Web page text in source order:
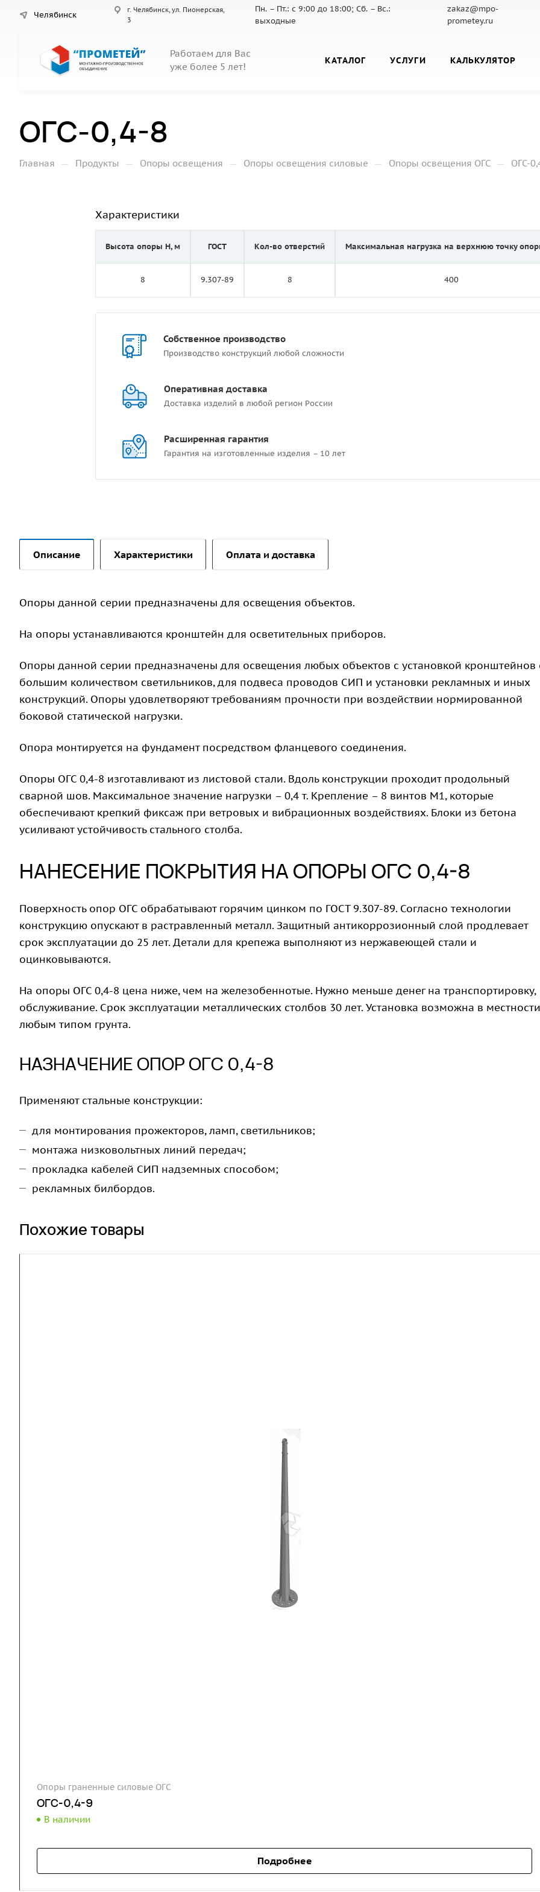
Челябинск
г. Челябинск, ул. Пионерская,
3
Пн. – Пт.: с 9:00 до 18:00; Сб. – Вс.:
выходные
zakaz@mpo-
prometey.ru
Работаем для Вас
уже более 5 лет!
КАТАЛОГ УСЛУГИ КАЛЬКУЛЯТОР
ОГС-0,4-8
Главная — Продукты — Опоры освещения — Опоры освещения силовые — Опоры освещения ОГС — ОГС-
Характеристики
Высота опоры Н, м
8
ГОСТ
9.307-89
Кол-во отверстий
8
Максимальная нагрузка на верхнюю точку
400
Собственное производство
Производство конструкций любой сложности
Оперативная доставка
Доставка изделий в любой регион России
Расширенная гарантия
Гарантия на изготовленные изделия – 10 лет
Описание Характеристики Оплата и доставка
Опоры данной серии предназначены для освещения объектов.
На опоры устанавливаются кронштейн для осветительных приборов.
Опоры данной серии предназначены для освещения любых объектов с установкой кронштейнов
большим количеством светильников, для подвеса проводов СИП и установки рекламных и иных
конструкций. Опоры удовлетворяют требованиям прочности при воздействии нормированной
боковой статической нагрузки.
Опора монтируется на фундамент посредством фланцевого соединения.
Опоры ОГС 0,4-8 изготавливают из листовой стали. Вдоль конструкции проходит продольный
сварной шов. Максимальное значение нагрузки – 0,4 т. Крепление – 8 винтов М1, которые
обеспечивают крепкий фиксаж при ветровых и вибрационных воздействиях. Блоки из бетона
усиливают устойчивость стального столба.
НАНЕСЕНИЕ ПОКРЫТИЯ НА ОПОРЫ ОГС 0,4-8
Поверхность опор ОГС обрабатывают горячим цинком по ГОСТ 9.307-89. Согласно технологии
конструкцию опускают в растравленный металл. Защитный антикоррозионный слой продлевает
срок эксплуатации до 25 лет. Детали для крепежа выполняют из нержавеющей стали и
оцинковываются.
На опоры ОГС 0,4-8 цена ниже, чем на железобеннотые. Нужно меньше денег на транспортировку,
обслуживание. Срок эксплуатации металлических столбов 30 лет. Установка возможна в
любым типом грунта.
НАЗНАЧЕНИЕ ОПОР ОГС 0,4-8
Применяют стальные конструкции:
для монтирования прожекторов, ламп, светильников;
монтажа низковольтных линий передач;
прокладка кабелей СИП надземных способом;
рекламных билбордов.
Похожие товары
Опоры граненные силовые ОГС
ОГС-0,4-9
В наличии
Подробнее